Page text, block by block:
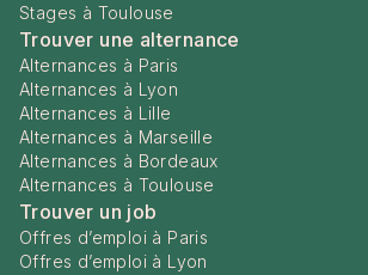
Stages à Toulouse
Trouver une alternance
Alternances à Paris
Alternances à Lyon
Alternances à Lille
Alternances à Marseille
Alternances à Bordeaux
Alternances à Toulouse
Trouver un job
Offres d’emploi à Paris
Offres d’emploi à Lyon